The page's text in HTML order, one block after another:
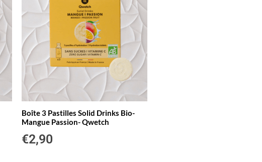
Boîte 3 Pastilles Solid Drinks Bio-
Mangue Passion- Qwetch
€2,90